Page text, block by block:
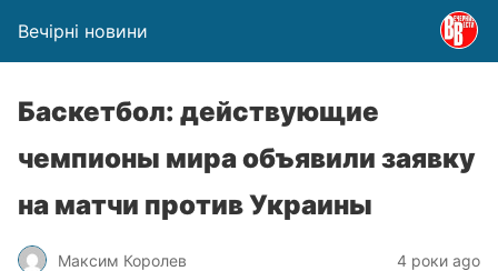
Вечірні новини
Баскетбол: действующие
чемпионы мира объявили заявку
на матчи против Украины
Максим Королев 4 роки ago